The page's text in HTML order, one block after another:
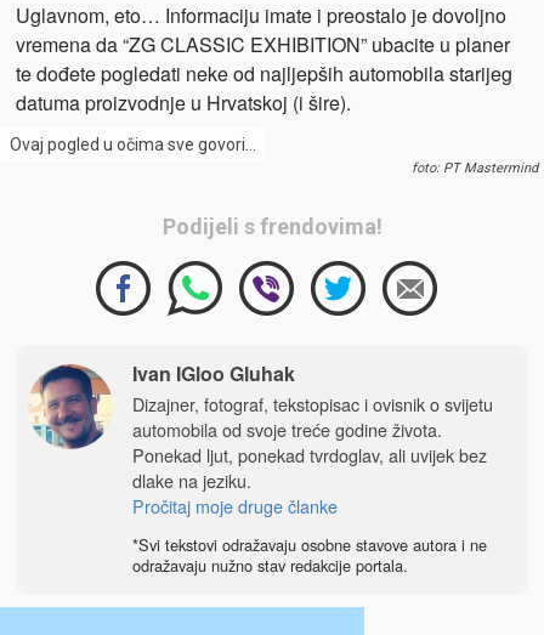
Uglavnom, eto… Informaciju imate i preostalo je dovoljno
vremena da “ZG CLASSIC EXHIBITION” ubacite u planer
te dođete pogledati neke od najljepših automobila starijeg
datuma proizvodnje u Hrvatskoj (i šire).
Ovaj pogled u očima sve govori…
foto: PT Mastermind
Podijeli s frendovima!
Ivan IGloo Gluhak
Dizajner, fotograf, tekstopisac i ovisnik o svijetu
automobila od svoje treće godine života.
Ponekad ljut, ponekad tvrdoglav, ali uvijek bez
dlake na jeziku.
Pročitaj moje druge članke
*Svi tekstovi odražavaju osobne stavove autora i ne
odražavaju nužno stav redakcije portala.